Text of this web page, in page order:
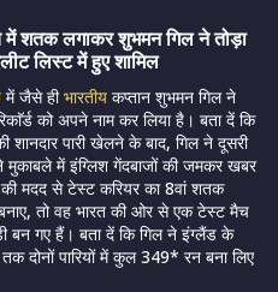
शतक लगाकर शुभमन गिल ने तोड़ा
लिस्ट में हुए शामिल
में जैसे हीभारतीय कप्तान शुभमन गिल ने
को अपने नाम कर लिया है। बता दें कि
शानदार पारी खेलने के बाद, गिल ने दूसरी
मुकाबले में इंग्लिश गेंदबाजों की जमकर खबर
मदद से टेस्ट करियर का 8वां शतक
तो वह भारत की ओर से एक टेस्ट मैच
बन गए हैं। बता दें कि गिल ने इंग्लैंड के
दोनों पारियों में कुल 349* रन बना लिए